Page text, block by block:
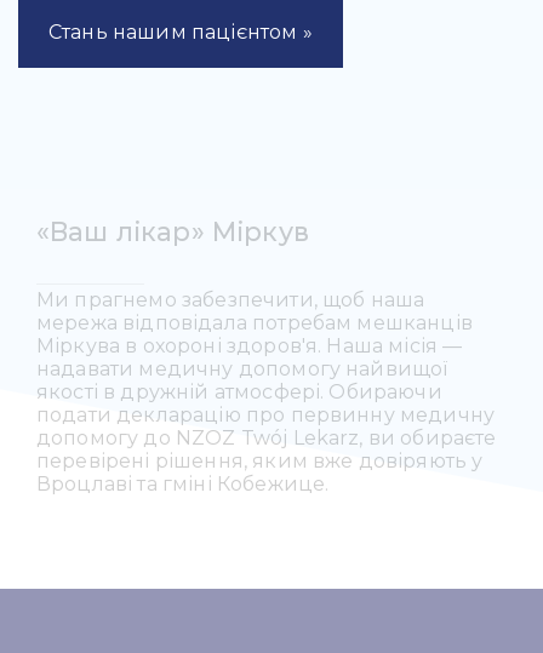
Стань нашим пацієнтом »
«Ваш лікар» Міркув
Ми прагнемо забезпечити, щоб наша
мережа відповідала потребам мешканців
Міркува в охороні здоров'я. Наша місія —
надавати медичну допомогу найвищої
якості в дружній атмосфері. Обираючи
подати декларацію про первинну медичну
допомогу до NZOZ Twój Lekarz, ви обираєте
перевірені рішення, яким вже довіряють у
Вроцлаві та гміні Кобежице.